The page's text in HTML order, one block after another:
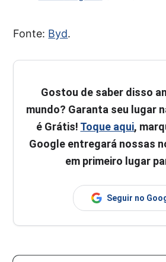
Fonte: Byd.
Gostou de saber disso
mundo? Garanta seu lugar
é Grátis! Toque aqui,
Google entregará nossas
em primeiro lugar
Seguir no